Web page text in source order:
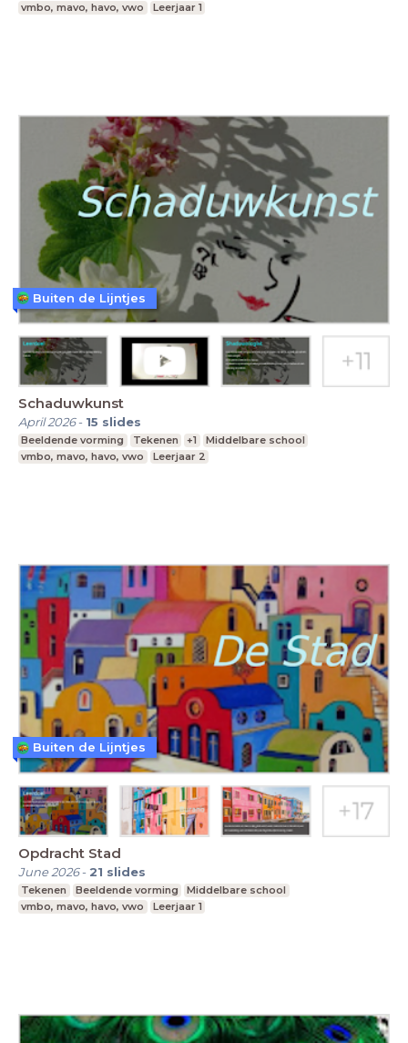
vmbo, mavo, havo, vwo
Leerjaar 1
Schaduwkunst
April 2026- 15 slides
Beeldende vorming Tekenen +1
Middelbare school
vmbo, mavo, havo, vwo
Leerjaar 2
Buiten de Lijntjes
Opdracht Stad
June 2026- 21 slides
Tekenen Beeldende vorming
Middelbare school
vmbo, mavo, havo, vwo
Leerjaar 1
Buiten de Lijntjes